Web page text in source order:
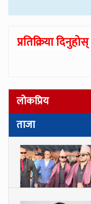
प्रतिक्रिया दिनुहोस्
लोकप्रिय
ताजा